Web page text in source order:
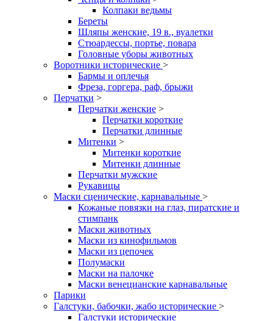
Колпаки ведьмы
Береты
Шляпы женские, 19 в., вуалетки
Стюардессы, портье, повара
Головные уборы животных
Воротники исторические >
Бармы и оплечья
Фреза, горгера, раф, брыжи
Перчатки >
Перчатки женские >
Перчатки короткие
Перчатки длинные
Митенки >
Митенки короткие
Митенки длинные
Перчатки мужские
Рукавицы
Маски сценические, карнавальные >
Кожаные повязки на глаз, пиратские и
стимпанк
Маски животных
Маски из кинофильмов
Маски из цепочек
Полумаски
Маски на палочке
Маски венецианские карнавальные
Парики
Галстуки, бабочки, жабо исторические >
Галстуки исторические